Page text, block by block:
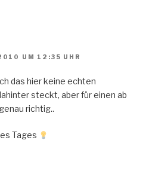
UM 12:35 UHR
das hier keine echten
steckt, aber für einen ab
richtig..
Tages